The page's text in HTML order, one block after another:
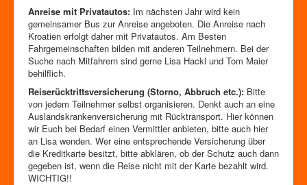
Anreise mit Privatautos: Im nächsten Jahr wird kein
gemeinsamer Bus zur Anreise angeboten. Die Anreise nach
Kroatien erfolgt daher mit Privatautos. Am Besten
Fahrgemeinschaften bilden mit anderen Teilnehmern. Bei der
Suche nach Mitfahrern sind gerne Lisa Hackl und Tom Maier
behilflich.
Reiserücktrittsversicherung (Storno, Abbruch etc.): Bitte
von jedem Teilnehmer selbst organisieren. Denkt auch an eine
Auslandskrankenversicherung mit Rücktransport. Hier können
wir Euch bei Bedarf einen Vermittler anbieten, bitte auch hier
an Lisa wenden. Wer eine entsprechende Versicherung über
die Kreditkarte besitzt, bitte abklären, ob der Schutz auch dann
gegeben ist, wenn die Reise nicht mit der Karte bezahlt wird.
WICHTIG!!